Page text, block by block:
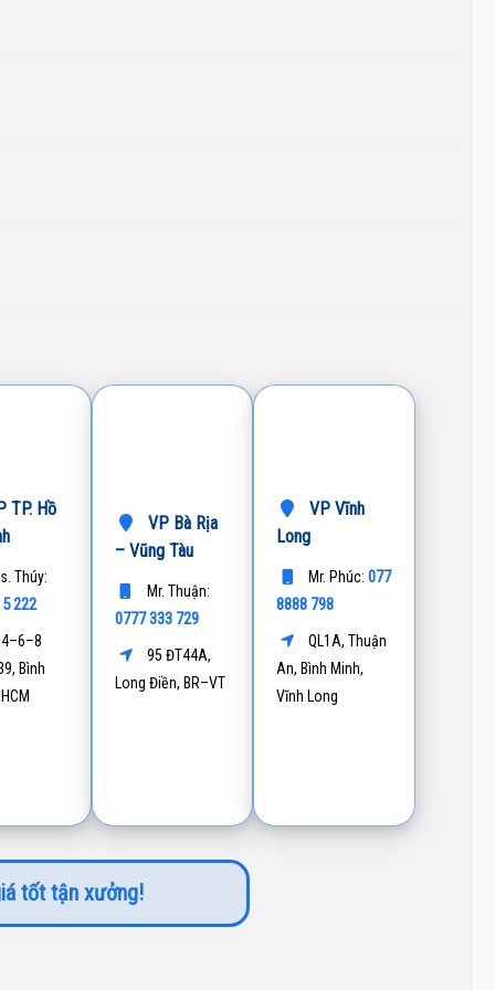
TP. Hồ
Thúy:
222
Bình
VP Bà Rịa
– Vũng Tàu
Mr. Thuận:
0777 333 729
95 ĐT44A,
Long Điền, BR–VT
VP Vĩnh
Long
Mr. Phúc:077
8888 798
QL1A, Thuận
An, Bình Minh,
Vĩnh Long
tốt tận xưởng!